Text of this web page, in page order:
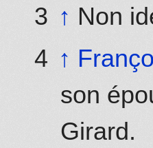
↑ Non
↑
son
Girard.